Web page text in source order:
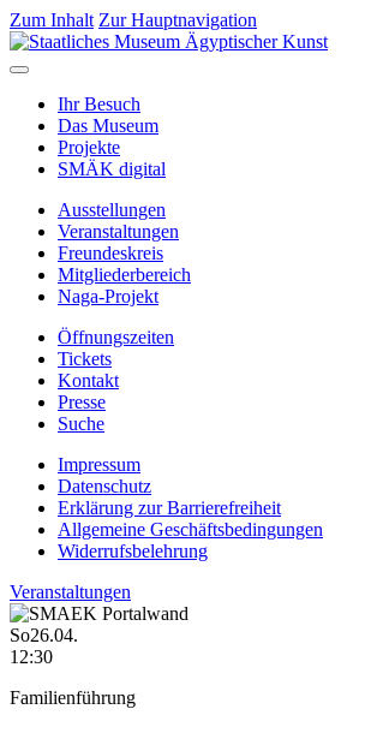
Zum Inhalt Zur Hauptnavigation
Ihr Besuch
Das Museum
Projekte
SMÄK digital
Ausstellungen
Veranstaltungen
Freundeskreis
Mitgliederbereich
Naga-Projekt
Öffnungszeiten
Tickets
Kontakt
Presse
Suche
Impressum
Datenschutz
Erklärung zur Barrierefreiheit
Allgemeine Geschäftsbedingungen
Widerrufsbelehrung
Veranstaltungen
So26.04.
12:30
Familienführung